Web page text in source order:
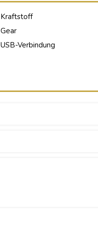
Kraftstoff
Gear
USB-Verbindung